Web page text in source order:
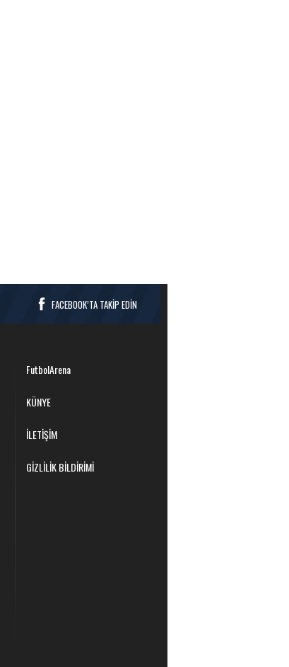
FACEBOOK’TA TAKİP EDİN
FutbolArena
KÜNYE
İLETİŞİM
GİZLİLİK BİLDİRİMİ